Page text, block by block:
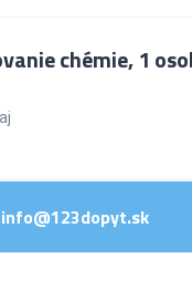
chémie, 1
info@123dopyt.sk